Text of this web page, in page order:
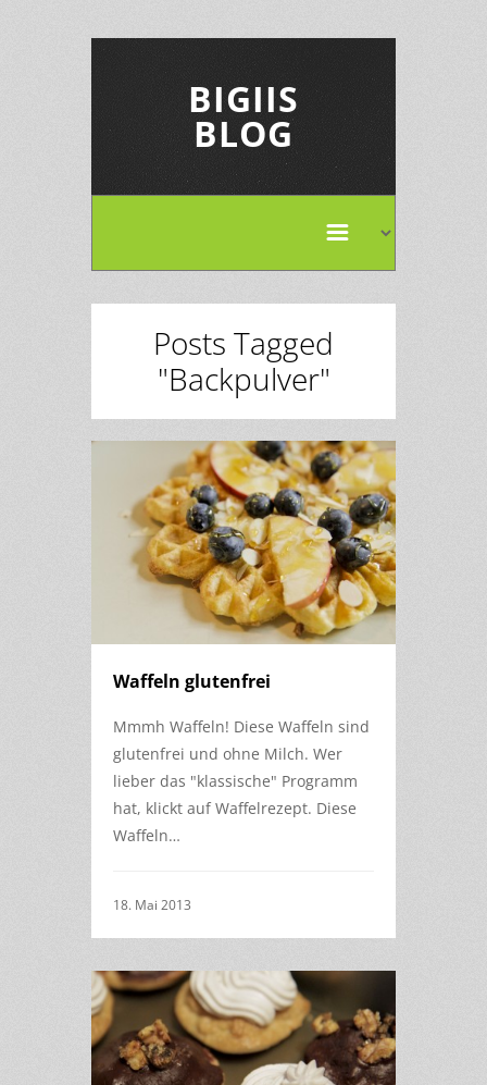
BIGIIS
BLOG
Posts Tagged
"Backpulver"
Waffeln glutenfrei
Mmmh Waffeln! Diese Waffeln sind
glutenfrei und ohne Milch. Wer
lieber das "klassische" Programm
hat, klickt auf Waffelrezept. Diese
Waffeln…
18. Mai 2013